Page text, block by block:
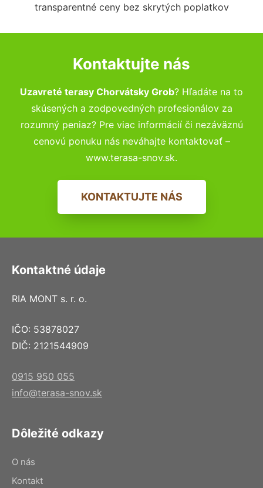
transparentné ceny bez skrytých poplatkov
Kontaktujte nás
Uzavreté terasy Chorvátsky Grob? Hľadáte na to
skúsených a zodpovedných profesionálov za
rozumný peniaz? Pre viac informácií či nezáväznú
cenovú ponuku nás neváhajte kontaktovať –
www.terasa-snov.sk.
KONTAKTUJTE NÁS
Kontaktné údaje
RIA MONT s. r. o.
IČO: 53878027
DIČ: 2121544909
0915 950 055
info@terasa-snov.sk
Dôležité odkazy
O nás
Kontakt